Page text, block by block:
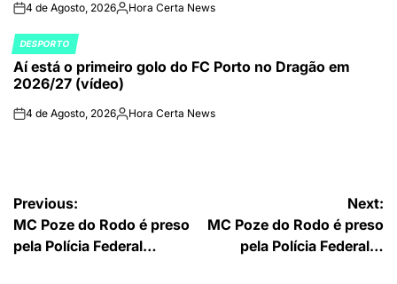
on4 de Agosto, 2026Publicado
Hora Certa News
POSTED
IN
DESPORTO
Aí está o primeiro golo do FC Porto no Dragão em
2026/27 (vídeo)
on4 de Agosto, 2026Publicado
Hora Certa News
Navegação
de
Previous:
MC Poze do Rodo é preso
pela Polícia Federal…
Next:
MC Poze do Rodo é preso
pela Polícia Federal…